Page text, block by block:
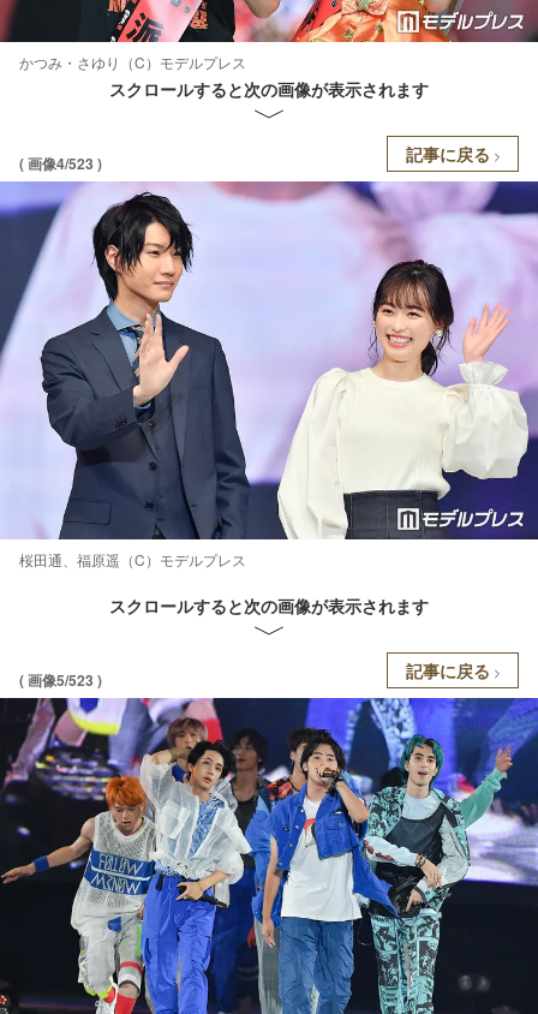
かつみ・さゆり（C）モデルプレス
スクロールすると次の画像が表示されます
( 画像4/523 ) 記事に戻る
桜田通、福原遥（C）モデルプレス
スクロールすると次の画像が表示されます
( 画像5/523 ) 記事に戻る